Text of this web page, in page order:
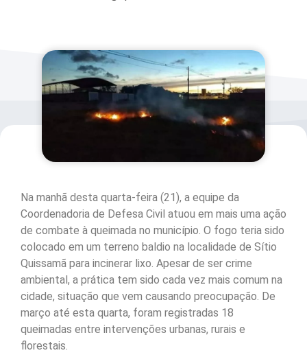
Na manhã desta quarta-feira (21), a equipe da
Coordenadoria de Defesa Civil atuou em mais uma ação
de combate à queimada no município. O fogo teria sido
colocado em um terreno baldio na localidade de Sítio
Quissamã para incinerar lixo. Apesar de ser crime
ambiental, a prática tem sido cada vez mais comum na
cidade, situação que vem causando preocupação. De
março até esta quarta, foram registradas 18
queimadas entre intervenções urbanas, rurais e
florestais.